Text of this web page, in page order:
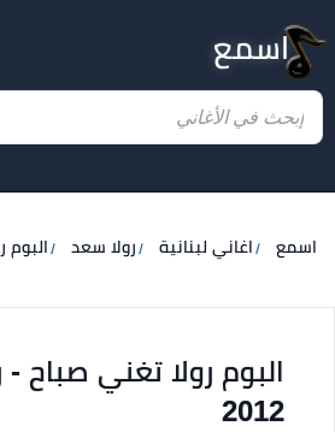
اسمع
اسمع اغاني لبنانية رولا سعد البوم
البوم رولا تغني صباح
2012